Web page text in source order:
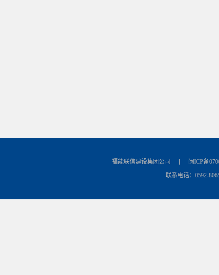
福能联信建设集团公司
闽ICP备
联系电话：0592-